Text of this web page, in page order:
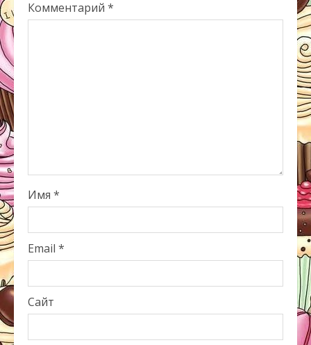
Комментарий *
Имя *
Email *
Сайт